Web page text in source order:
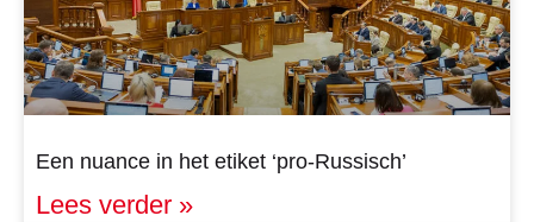
Een nuance in het etiket ‘pro-Russisch’
Lees verder »